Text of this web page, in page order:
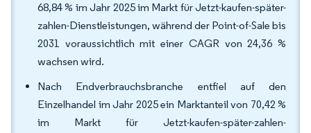
68,84 % im Jahr 2025 im Markt für Jetzt-kaufen-später-
zahlen-Dienstleistungen, während der Point-of-Sale bis
2031 voraussichtlich mit einer CAGR von 24,36 %
wachsen wird.
Nach Endverbrauchsbranche entfiel auf den
Einzelhandel im Jahr 2025 ein Marktanteil von 70,42 %
im Markt für Jetzt-kaufen-später-zahlen-